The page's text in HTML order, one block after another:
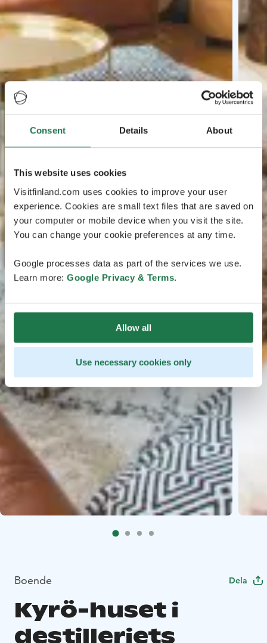
Consent Details About
This website uses cookies
Visitfinland.com uses cookies to improve your user
experience. Cookies are small text files that are saved on
your computer or mobile device when you visit the site.
You can change your cookie preferences at any time.
Google processes data as part of the services we use.
Learn more: Google Privacy & Terms.
Allow all
Use necessary cookies only
Boende Dela
Kyrö-huset i
destilleriets